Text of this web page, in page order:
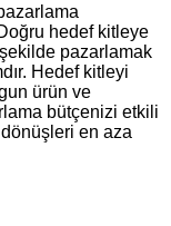
hedef kitleye
pazarlamak
Hedef kitleyi
ürün ve
bütçenizi etkili
en aza